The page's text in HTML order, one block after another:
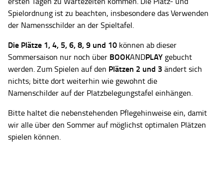
Spielordnung ist zu beachten, insbesondere das Verwenden
der Namensschilder an der Spieltafel.
Die Plätze 1, 4, 5, 6, 8, 9 und 10 können ab dieser
Sommersaison nur noch über BOOKANDPLAY gebucht
werden. Zum Spielen auf den Plätzen 2 und 3 ändert sich
nichts; bitte dort weiterhin wie gewohnt die
Namenschilder auf der Platzbelegungstafel einhängen.
Bitte haltet die nebenstehenden Pflegehinweise ein, damit
wir alle über den Sommer auf möglichst optimalen Plätzen
spielen können.